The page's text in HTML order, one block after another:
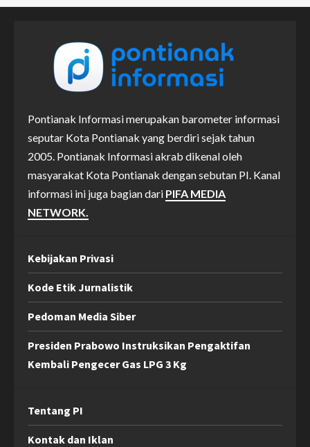
Pontianak Informasi merupakan barometer informasi
seputar Kota Pontianak yang berdiri sejak tahun
2005. Pontianak Informasi akrab dikenal oleh
masyarakat Kota Pontianak dengan sebutan PI. Kanal
informasi ini juga bagian dari PIFA MEDIA
NETWORK.
Kebijakan Privasi
Kode Etik Jurnalistik
Pedoman Media Siber
Presiden Prabowo Instruksikan Pengaktifan
Kembali Pengecer Gas LPG 3 Kg
Tentang PI
Kontak dan Iklan